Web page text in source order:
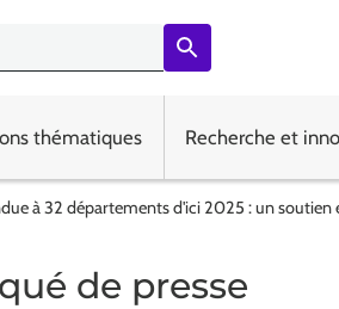
thématiques Recherche et
à 32 départements d'ici 2025 : un
de presse